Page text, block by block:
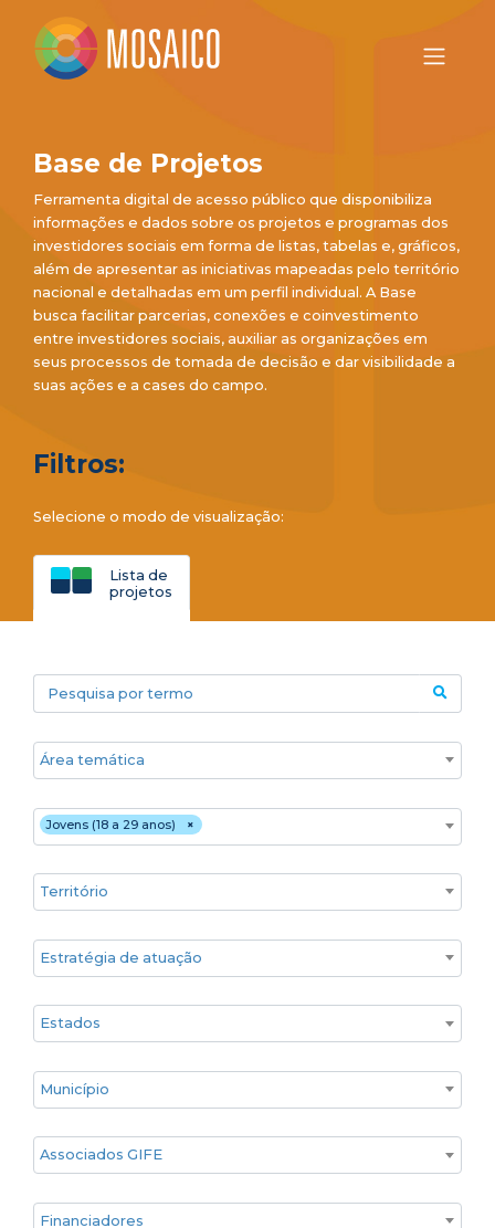
Base de Projetos
Ferramenta digital de acesso público que disponibiliza
informações e dados sobre os projetos e programas dos
investidores sociais em forma de listas, tabelas e, gráficos,
além de apresentar as iniciativas mapeadas pelo território
nacional e detalhadas em um perfil individual. A Base
busca facilitar parcerias, conexões e coinvestimento
entre investidores sociais, auxiliar as organizações em
seus processos de tomada de decisão e dar visibilidade a
suas ações e a cases do campo.
Filtros:
Selecione o modo de visualização:
Lista de
projetos
Pesquisa por termo
Áreas temáticas
Público ×
Jovens (18 a 29 anos)
Territórios
Estratégia de atuação
Estado
Cidade
Associados GIFE
Financiadores